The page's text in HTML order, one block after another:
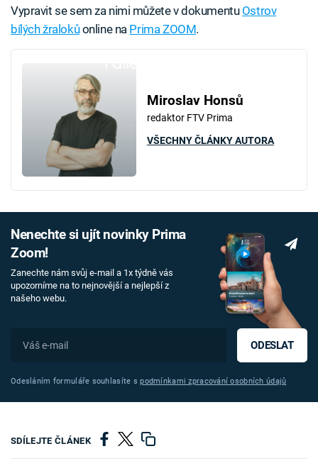
Vypravit se sem za nimi můžete v dokumentu Ostrov
bílých žralokůonline na Prima ZOOM.
Miroslav Honsů
redaktor FTV Prima
VŠECHNY ČLÁNKY AUTORA
Nenechte si ujít novinky Prima
Zoom!
Zanechte nám svůj e-mail a 1x týdně vás
upozorníme na to nejnovější a nejlepší z
našeho webu.
ODESLAT
Odesláním formuláře souhlasíte spodmínkami zpracování osobních údajů
SDÍLEJTE ČLÁNEK